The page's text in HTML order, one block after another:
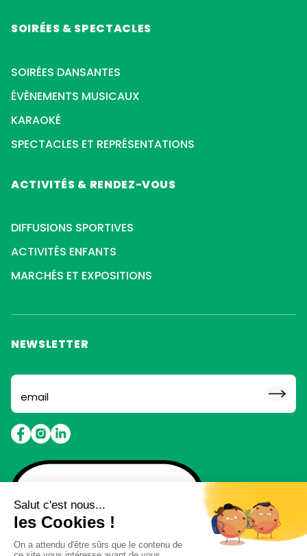
SOIRÉES & SPECTACLES
SOIRÉES DANSANTES
ÉVÈNEMENTS MUSICAUX
KARAOKÉ
SPECTACLES ET REPRÉSENTATIONS
ACTIVITÉS & RENDEZ-VOUS
DIFFUSIONS SPORTIVES
ACTIVITÉS ENFANTS
MARCHÉS ET EXPOSITIONS
NEWSLETTER
louper